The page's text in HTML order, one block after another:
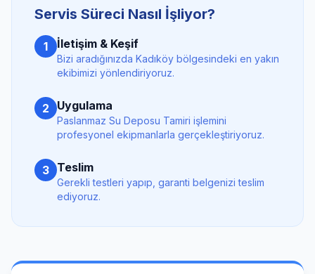
Servis Süreci Nasıl İşliyor?
1 İletişim & Keşif
Bizi aradığınızda Kadıköy bölgesindeki en yakın
ekibimizi yönlendiriyoruz.
2 Uygulama
Paslanmaz Su Deposu Tamiri işlemini
profesyonel ekipmanlarla gerçekleştiriyoruz.
3 Teslim
Gerekli testleri yapıp, garanti belgenizi teslim
ediyoruz.